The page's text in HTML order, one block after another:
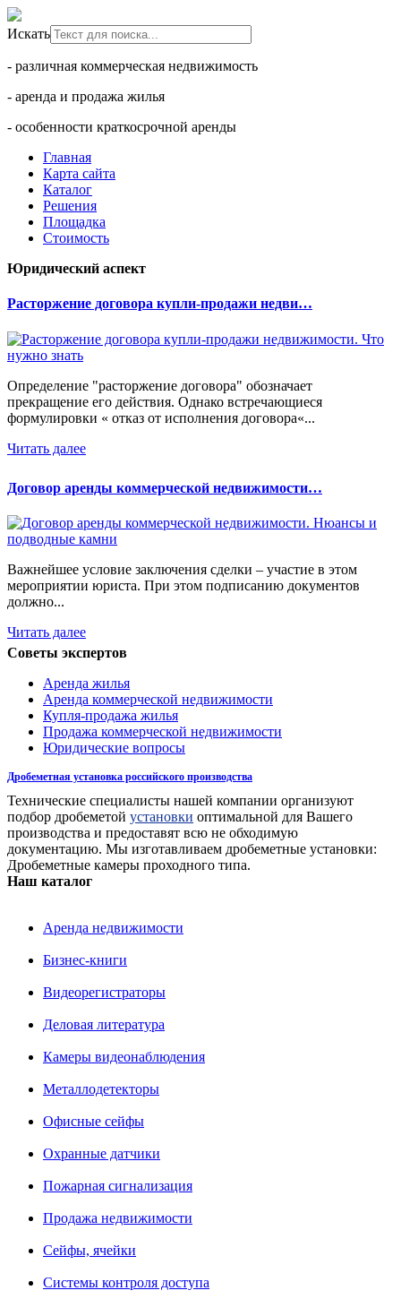
Искать
- различная коммерческая недвижимость
- аренда и продажа жилья
- особенности краткосрочной аренды
Главная
Карта сайта
Каталог
Решения
Площадка
Стоимость
Юридический аспект
Расторжение договора купли-продажи недви…
Определение "расторжение договора" обозначает
прекращение его действия. Однако встречающиеся
формулировки « отказ от исполнения договора«...
Читать далее
Договор аренды коммерческой недвижимости…
Важнейшее условие заключения сделки – участие в этом
мероприятии юриста. При этом подписанию документов
должно...
Читать далее
Советы экспертов
Аренда жилья
Аренда коммерческой недвижимости
Купля-продажа жилья
Продажа коммерческой недвижимости
Юридические вопросы
Дробеметная установка российского производства
Технические специалисты нашей компании организуют
подбор дробеметой установки оптимальной для Вашего
производства и предоставят всю не обходимую
документацию. Мы изготавливаем дробеметные установки:
Дробеметные камеры проходного типа.
Наш каталог
Аренда недвижимости
Бизнес-книги
Видеорегистраторы
Деловая литература
Камеры видеонаблюдения
Металлодетекторы
Офисные сейфы
Охранные датчики
Пожарная сигнализация
Продажа недвижимости
Сейфы, ячейки
Системы контроля доступа